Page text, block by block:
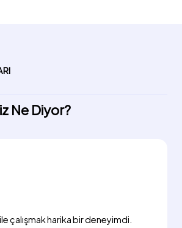
Ne Diyor?
çalışmak harika bir deneyimdi.